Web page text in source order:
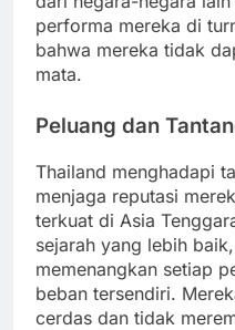
performa mereka di
bahwa mereka tidak
mata.
Peluang dan
Thailand menghadapi
menjaga reputasi
terkuat di Asia
sejarah yang lebih
memenangkan setiap
beban tersendiri.
cerdas dan tidak